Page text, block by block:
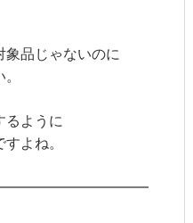
象品じゃないのに
るように
よね。